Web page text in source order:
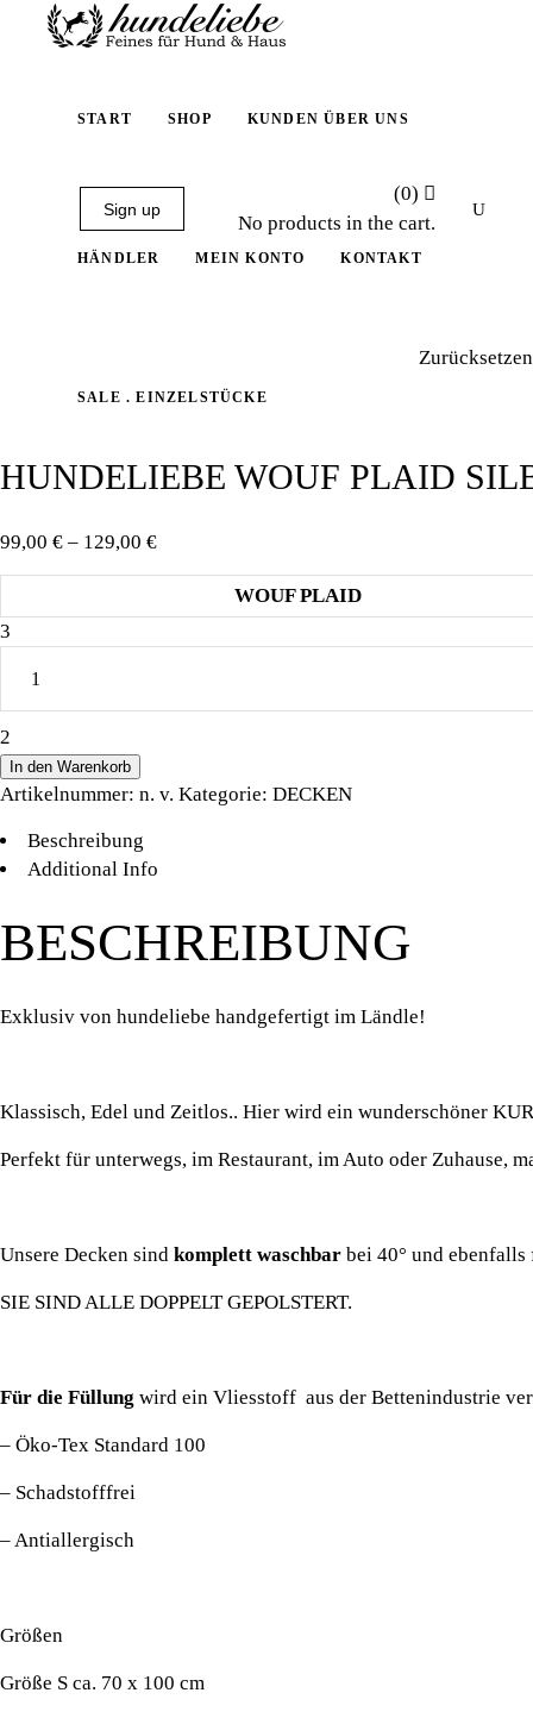
START SHOP KUNDEN ÜBER UNS
HÄNDLER MEIN KONTO KONTAKT
SALE . EINZELSTÜCKE
Sign up
(0)
No products in the cart.
HUNDELIEBE WOUF PLAID
99,00 € – 129,00 €Preisspanne:
99,00 €
WOUF PLAID
Zurücksetzen
HUNDELIEBE
PLAID
SILBERGRAU
quantity
In den Warenkorb
Artikelnummer: n. v. Kategorie: DECKEN
Beschreibung
Additional Info
BESCHREIBUNG
Exklusiv von hundeliebe handgefertigt im Ländle!
Klassisch, Edel und Zeitlos.. Hier wird ein wunderschöner
Perfekt für unterwegs, im Restaurant, im Auto oder Zuhause,
Unsere Decken sind komplett waschbar bei 40° und
SIE SIND ALLE DOPPELT GEPOLSTERT.
Für die Füllung wird ein Vliesstoff aus der Bettenindustrie
– Öko-Tex Standard 100
– Schadstofffrei
– Antiallergisch
Größen
Größe S ca. 70 x 100 cm